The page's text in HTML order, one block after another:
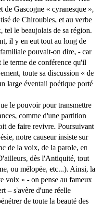
de Gascogne « cyranesque »,
de Chiroubles, et au verbe
tel le beaujolais de sa région.
il y en eut tout au long de
pouvait-on dire, - car
terme de conférence qu'il
toute sa discussion « de
large éventail poétique porté
le pouvoir pour transmettre
comme d'une partition
de faire revivre. Poursuivant
notre causeur insiste sur
de la voix, de la parole, en
dès l'Antiquité, tout
ou mélopée, etc...). Ainsi, la
voix » - on pense au fameux
– s'avère d'une réelle
de toute la beauté des